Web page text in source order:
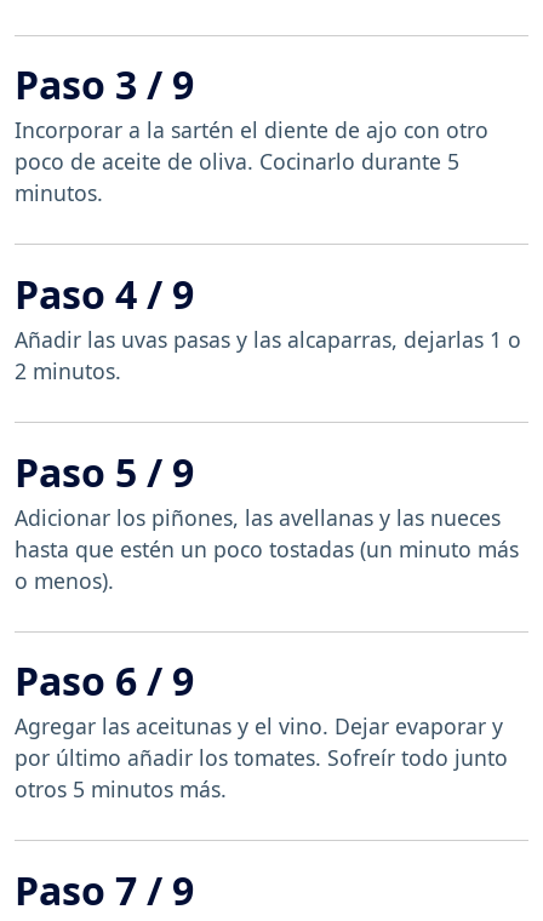
Paso 3 / 9
Incorporar a la sartén el diente de ajo con otro
poco de aceite de oliva. Cocinarlo durante 5
minutos.
Paso 4 / 9
Añadir las uvas pasas y las alcaparras, dejarlas 1 o
2 minutos.
Paso 5 / 9
Adicionar los piñones, las avellanas y las nueces
hasta que estén un poco tostadas (un minuto más
o menos).
Paso 6 / 9
Agregar las aceitunas y el vino. Dejar evaporar y
por último añadir los tomates. Sofreír todo junto
otros 5 minutos más.
Paso 7 / 9